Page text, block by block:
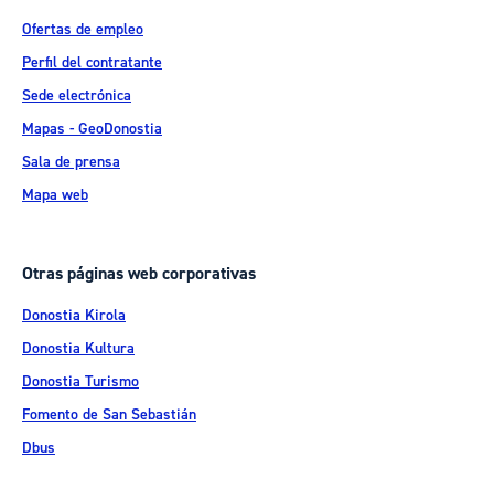
Ofertas de empleo
Perfil del contratante
Sede electrónica
Mapas - GeoDonostia
Sala de prensa
Mapa web
Otras páginas web corporativas
Donostia Kirola
Donostia Kultura
Donostia Turismo
Fomento de San Sebastián
Dbus